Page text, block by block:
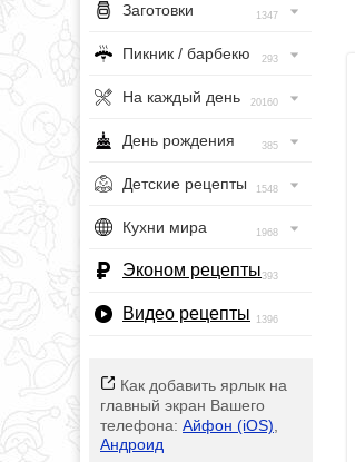
Заготовки 1347
Пикник / барбекю 293
На каждый день 20160
День рождения 385
Детские рецепты 1548
Кухни мира 1968
Эконом рецепты393
Видео рецепты 1396
Как добавить ярлык на
главный экран Вашего
телефона: Айфон (iOS)
Андроид